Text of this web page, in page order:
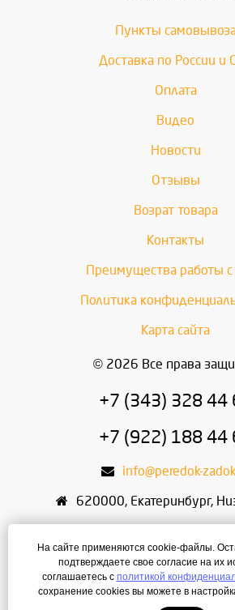
Пункты
Доставка по России и
Оплата
Видео
Новости
Отзывы
Возрат товара
Контакты
Преимущества работы
Политика
Карта сайта
© 2026 Все права
+7 (343) 328 44
+7 (922) 188 44
info@peredok-
620000, Екатеринбург,
ИНН:
ОГРН:
На сайте применяются cookie-файлы.
подтверждаете свое согласие на их
соглашаетесь с политикой
сохранение cookies вы можете в